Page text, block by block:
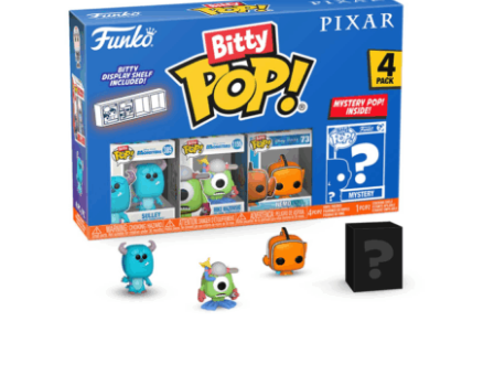
Funko Bitty Pop! 4-Pack: Disney Pixar
– Sulley, Mike Wazowski, Nemo,
Mystery Pop! Vinyl Figures